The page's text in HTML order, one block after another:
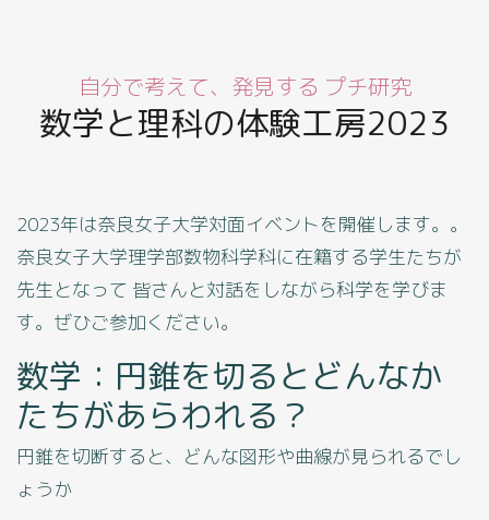
自分で考えて、発見する プチ研究
数学と理科の体験工房2023
2023年は奈良女子大学対面イベントを開催します。。
奈良女子大学理学部数物科学科に在籍する学生たちが
先生となって 皆さんと対話をしながら科学を学びま
す。ぜひご参加ください。
数学：円錐を切るとどんなか
たちがあらわれる？
円錐を切断すると、どんな図形や曲線が見られるでし
ょうか